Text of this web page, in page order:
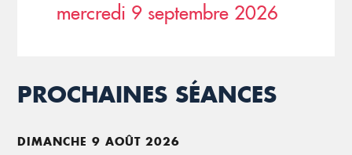
mercredi 9 septembre 2026
PROCHAINES SÉANCES
DIMANCHE 9 AOÛT 2026